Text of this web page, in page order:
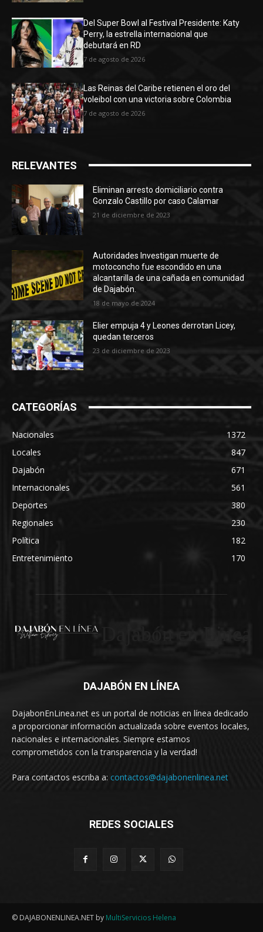
Del Super Bowl al Festival Presidente: Katy
Perry, la estrella internacional que
debutará en RD
7 de agosto de 2026
Las Reinas del Caribe retienen el oro del
voleibol con una victoria sobre Colombia
7 de agosto de 2026
RELEVANTES
Eliminan arresto domiciliario contra
Gonzalo Castillo por caso Calamar
21 de diciembre de 2023
Autoridades Investigan muerte de
motoconcho fue escondido en una
alcantarilla de una cañada en comunidad
de Dajabón.
18 de mayo de 2024
Elier empuja 4 y Leones derrotan Licey,
quedan terceros
23 de diciembre de 2023
CATEGORÍAS
Nacionales
1372
Locales
847
Dajabón
671
Internacionales
561
Deportes
380
Regionales
230
Política
182
Entretenimiento
170
DAJABÓN EN LÍNEA
DajabonEnLinea.net es un portal de noticias en línea dedicado
a proporcionar información actualizada sobre eventos locales,
nacionales e internacionales. Siempre estamos
comprometidos con la transparencia y la verdad!
Para contactos escriba a: contactos@dajabonenlinea.net
REDES SOCIALES
© DAJABONENLINEA.NET by MultiServicios Helena